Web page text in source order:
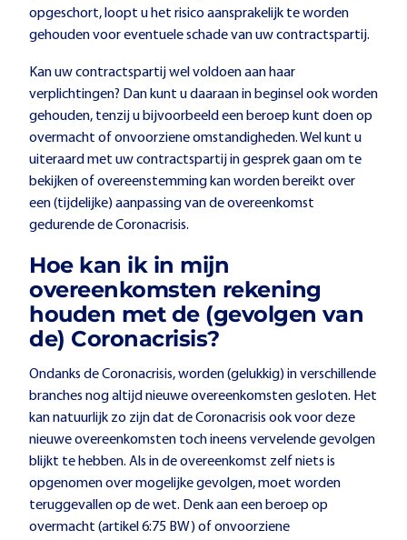
opgeschort, loopt u het risico aansprakelijk te worden
gehouden voor eventuele schade van uw contractspartij.
Kan uw contractspartij wel voldoen aan haar
verplichtingen? Dan kunt u daaraan in beginsel ook worden
gehouden, tenzij u bijvoorbeeld een beroep kunt doen op
overmacht of onvoorziene omstandigheden. Wel kunt u
uiteraard met uw contractspartij in gesprek gaan om te
bekijken of overeenstemming kan worden bereikt over
een (tijdelijke) aanpassing van de overeenkomst
gedurende de Coronacrisis.
Hoe kan ik in mijn
overeenkomsten rekening
houden met de (gevolgen van
de) Coronacrisis?
Ondanks de Coronacrisis, worden (gelukkig) in verschillende
branches nog altijd nieuwe overeenkomsten gesloten. Het
kan natuurlijk zo zijn dat de Coronacrisis ook voor deze
nieuwe overeenkomsten toch ineens vervelende gevolgen
blijkt te hebben. Als in de overeenkomst zelf niets is
opgenomen over mogelijke gevolgen, moet worden
teruggevallen op de wet. Denk aan een beroep op
overmacht (artikel 6:75 BW) of onvoorziene